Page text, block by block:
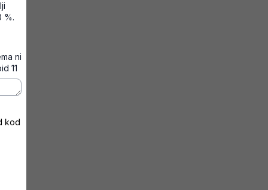
%.
ni
11
kod